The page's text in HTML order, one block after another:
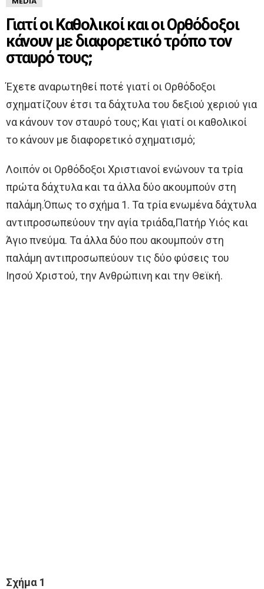
Γιατί οι Καθολικοί και οι Ορθόδοξοι
κάνουν με διαφορετικό τρόπο τον
σταυρό τους;
Έχετε αναρωτηθεί ποτέ γιατί οι Ορθόδοξοι
σχηματίζουν έτσι τα δάχτυλα του δεξιού χεριού για
να κάνουν τον σταυρό τους; Και γιατί οι καθολικοί
το κάνουν με διαφορετικό σχηματισμό;
Λοιπόν οι Ορθόδοξοι Χριστιανοί ενώνουν τα τρία
πρώτα δάχτυλα και τα άλλα δύο ακουμπούν στη
παλάμη.Όπως το σχήμα 1. Τα τρία ενωμένα δάχτυλα
αντιπροσωπεύουν την αγία τριάδα,Πατήρ Υιός και
Άγιο πνεύμα. Τα άλλα δύο που ακουμπούν στη
παλάμη αντιπροσωπεύουν τις δύο φύσεις του
Ιησού Χριστού, την Ανθρώπινη και την Θεϊκή.
Σχήμα 1